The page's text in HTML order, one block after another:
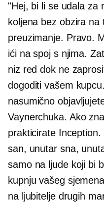
"Hej, bi li se udala za
koljena bez obzira
preuzimanje. Pravo.
ići na spoj s njima.
niz red dok ne
dogoditi vašem
nasumično
Vaynerchuka. Ako
prakticirate
san, unutar sna,
samo na ljude koji bi
kupnju vašeg
na ljubitelje drugih